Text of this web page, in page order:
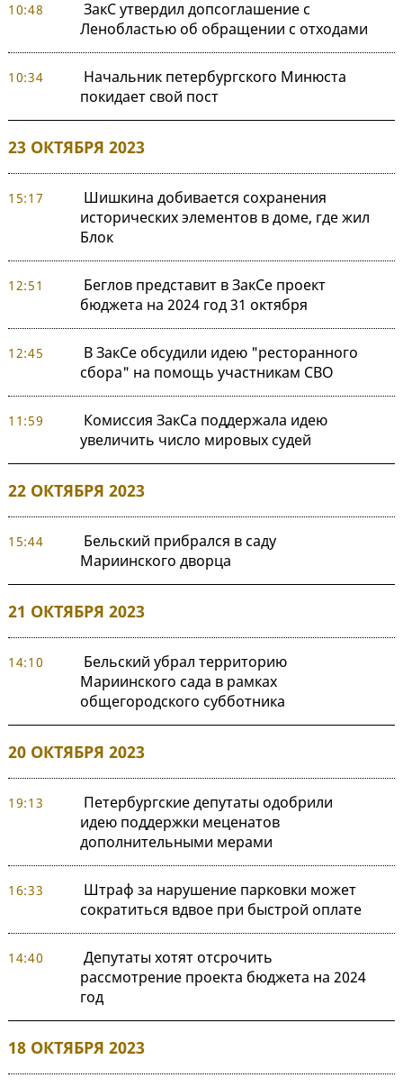
10:48
ЗакС утвердил допсоглашение с
Ленобластью об обращении с отходами
10:34
Начальник петербургского Минюста
покидает свой пост
23 ОКТЯБРЯ 2023
15:17
Шишкина добивается сохранения
исторических элементов в доме, где жил
Блок
12:51
Беглов представит в ЗакСе проект
бюджета на 2024 год 31 октября
12:45
В ЗакСе обсудили идею "ресторанного
сбора" на помощь участникам СВО
11:59
Комиссия ЗакСа поддержала идею
увеличить число мировых судей
22 ОКТЯБРЯ 2023
15:44
Бельский прибрался в саду
Мариинского дворца
21 ОКТЯБРЯ 2023
14:10
Бельский убрал территорию
Мариинского сада в рамках
общегородского субботника
20 ОКТЯБРЯ 2023
19:13
Петербургские депутаты одобрили
идею поддержки меценатов
дополнительными мерами
16:33
Штраф за нарушение парковки может
сократиться вдвое при быстрой оплате
14:40
Депутаты хотят отсрочить
рассмотрение проекта бюджета на 2024
год
18 ОКТЯБРЯ 2023